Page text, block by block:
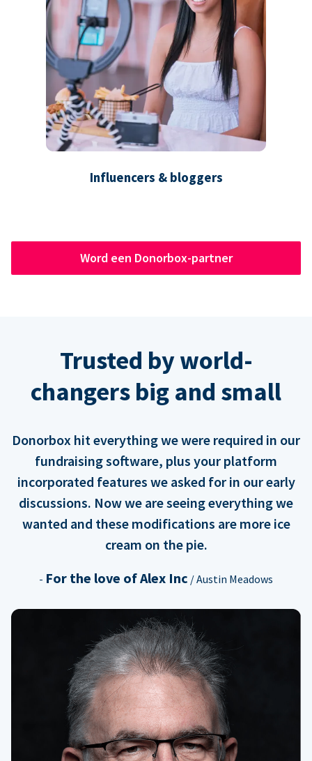
Influencers & bloggers
Word een Donorbox-partner
Trusted by world-
changers big and small
Donorbox hit everything we were required in our
fundraising software, plus your platform
incorporated features we asked for in our early
discussions. Now we are seeing everything we
wanted and these modifications are more ice
cream on the pie.
- For the love of Alex Inc / Austin Meadows